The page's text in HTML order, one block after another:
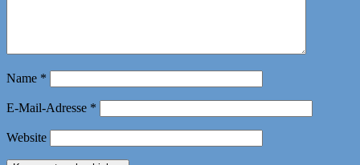
Name *
E-Mail-Adresse *
Website